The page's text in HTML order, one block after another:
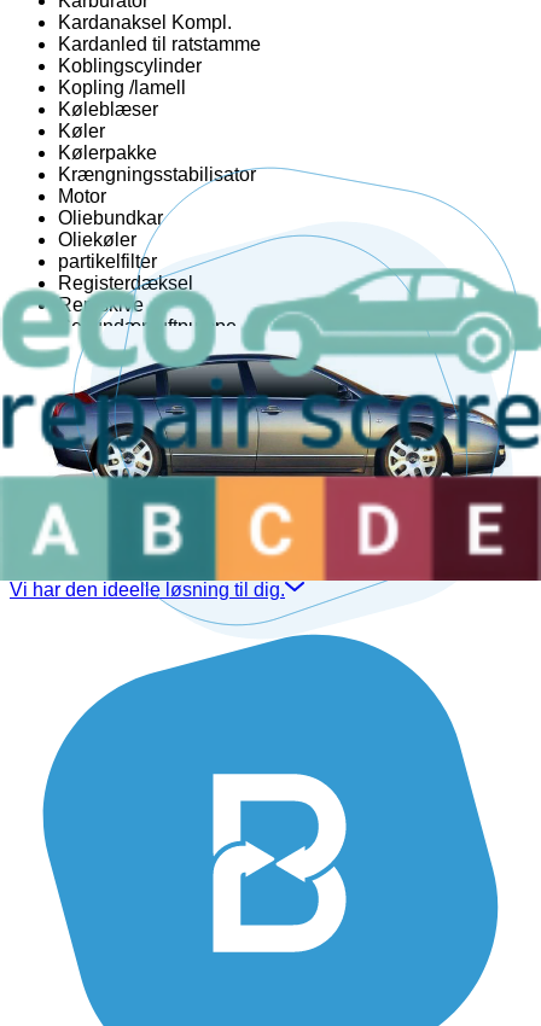
Kardanaksel Kompl.
Kardanled til ratstamme
Koblingscylinder
Kopling /lamell
Køleblæser
Køler
Kølerpakke
Krængningsstabilisator
Motor
Oliebundkar
Oliekøler
partikelfilter
Registerdæksel
Remskive
Sekundær luftpumpe
Servostyringsbeholder
Sprederrør
Termostathus
Topbeskyttelse
Topstykke
Udstødningsmanifold
Varmeapparat
Varmeblæsermodstand
Venstre bremsekaliber foran
Vi har den ideelle løsning til dig.